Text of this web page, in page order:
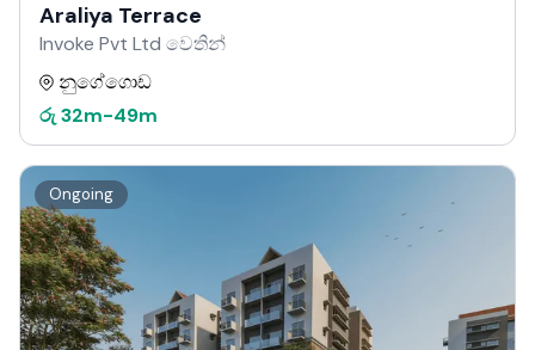
Araliya Terrace
Invoke Pvt Ltd වෙතින්
නුගේගොඩ
රු 32m-49m
Ongoing